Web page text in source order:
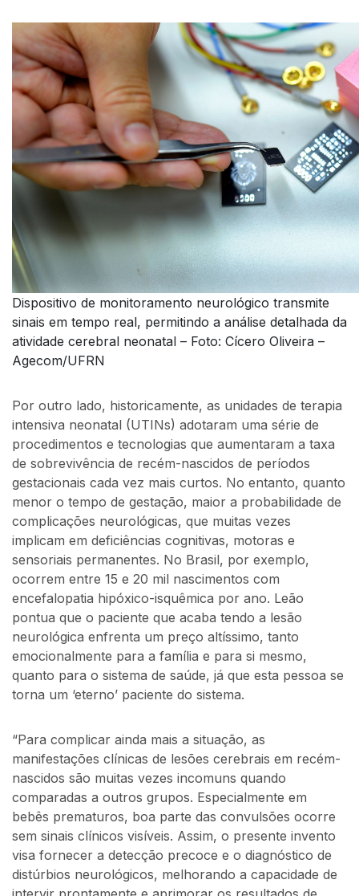
Dispositivo de monitoramento neurológico transmite
sinais em tempo real, permitindo a análise detalhada da
atividade cerebral neonatal – Foto: Cícero Oliveira –
Agecom/UFRN
Por outro lado, historicamente, as unidades de terapia
intensiva neonatal (UTINs) adotaram uma série de
procedimentos e tecnologias que aumentaram a taxa
de sobrevivência de recém-nascidos de períodos
gestacionais cada vez mais curtos. No entanto, quanto
menor o tempo de gestação, maior a probabilidade de
complicações neurológicas, que muitas vezes
implicam em deficiências cognitivas, motoras e
sensoriais permanentes. No Brasil, por exemplo,
ocorrem entre 15 e 20 mil nascimentos com
encefalopatia hipóxico-isquêmica por ano. Leão
pontua que o paciente que acaba tendo a lesão
neurológica enfrenta um preço altíssimo, tanto
emocionalmente para a família e para si mesmo,
quanto para o sistema de saúde, já que esta pessoa se
torna um ‘eterno’ paciente do sistema.
“Para complicar ainda mais a situação, as
manifestações clínicas de lesões cerebrais em recém-
nascidos são muitas vezes incomuns quando
comparadas a outros grupos. Especialmente em
bebês prematuros, boa parte das convulsões ocorre
sem sinais clínicos visíveis. Assim, o presente invento
visa fornecer a detecção precoce e o diagnóstico de
distúrbios neurológicos, melhorando a capacidade de